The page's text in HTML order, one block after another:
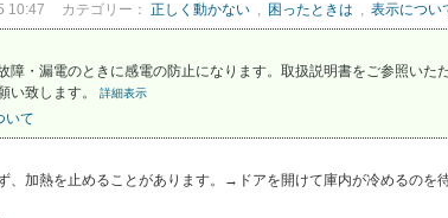
10:47 カテゴリー： 正しく動かない , 困ったときは , 表示につい
・漏電のときに感電の防止になります。取扱説明書をご参照いた
い致します。
詳細表示
いて
、加熱を止めることがあります。→ドアを開けて庫内が冷めるのを